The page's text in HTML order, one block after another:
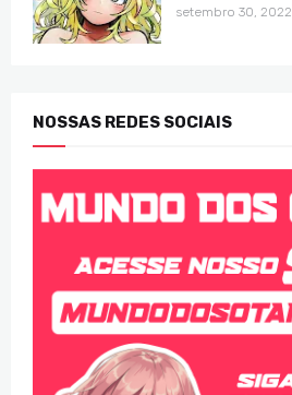
setembro 30, 2022
NOSSAS REDES SOCIAIS